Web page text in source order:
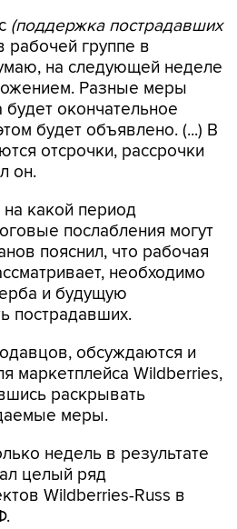
(поддержка пострадавших
рабочей группе в
на следующей неделе
Разные меры
окончательное
будет объявлено. (...) В
отсрочки, рассрочки
он.
какой период
послабления могут
пояснил, что рабочая
необходимо
и будущую
пострадавших.
обсуждаются и
маркетплейса Wildberries,
раскрывать
меры.
недель в результате
целый ряд
Wildberries-Russ в